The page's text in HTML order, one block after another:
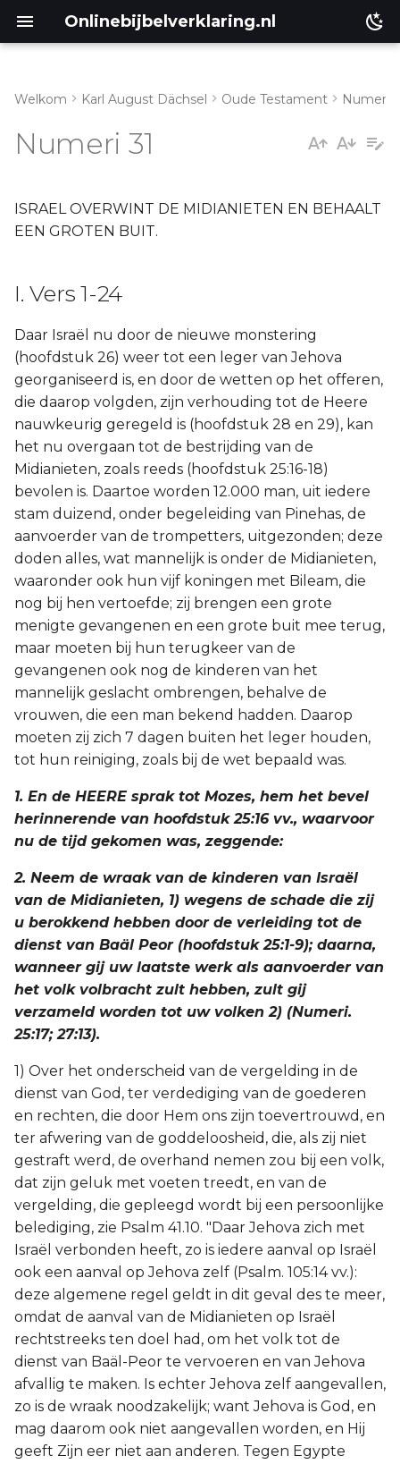
Onlinebijbelverklaring.nl
Lukas
Handelingen
Romeinen
1 Korinthe
2 Korinthe
Galaten
Éfeze
Filippenzen
Kolossenzen
1 Thessalonicenzen
2 Thessalonicenzen
1 Timótheüs
Titus
Hebreeën
Jakobus
1 Petrus
2 Petrus
1 Johannes
2 Johannes
3 Johannes
Judas
Openbaring
Welkom Karl August Dächsel Oude Testament Numeri
Numeri 31
ISRAEL OVERWINT DE MIDIANIETEN EN BEHAALT
EEN GROTEN BUIT.
I. Vers 1-24
Daar Israël nu door de nieuwe monstering
(hoofdstuk 26) weer tot een leger van Jehova
georganiseerd is, en door de wetten op het offeren,
die daarop volgden, zijn verhouding tot de Heere
nauwkeurig geregeld is (hoofdstuk 28 en 29), kan
het nu overgaan tot de bestrijding van de
Midianieten, zoals reeds (hoofdstuk 25:16-18)
bevolen is. Daartoe worden 12.000 man, uit iedere
stam duizend, onder begeleiding van Pinehas, de
aanvoerder van de trompetters, uitgezonden; deze
doden alles, wat mannelijk is onder de Midianieten,
waaronder ook hun vijf koningen met Bileam, die
nog bij hen vertoefde; zij brengen een grote
menigte gevangenen en een grote buit mee terug,
maar moeten bij hun terugkeer van de
gevangenen ook nog de kinderen van het
mannelijk geslacht ombrengen, behalve de
vrouwen, die een man bekend hadden. Daarop
moeten zij zich 7 dagen buiten het leger houden,
tot hun reiniging, zoals bij de wet bepaald was.
1. En de HEERE sprak tot Mozes, hem het bevel
herinnerende van hoofdstuk 25:16 vv., waarvoor
nu de tijd gekomen was, zeggende:
2. Neem de wraak van de kinderen van Israël
van de Midianieten, 1) wegens de schade die zij
u berokkend hebben door de verleiding tot de
dienst van Baäl Peor (hoofdstuk 25:1-9); daarna,
wanneer gij uw laatste werk als aanvoerder van
het volk volbracht zult hebben, zult gij
verzameld worden tot uw volken 2) (Numeri.
25:17; 27:13).
1) Over het onderscheid van de vergelding in de
dienst van God, ter verdediging van de goederen
en rechten, die door Hem ons zijn toevertrouwd, en
ter afwering van de goddeloosheid, die, als zij niet
gestraft werd, de overhand nemen zou bij een volk,
dat zijn geluk met voeten treedt, en van de
vergelding, die gepleegd wordt bij een persoonlijke
belediging, zie Psalm 41.10. "Daar Jehova zich met
Israël verbonden heeft, zo is iedere aanval op Israël
ook een aanval op Jehova zelf (Psalm. 105:14 vv.):
deze algemene regel geldt in dit geval des te meer,
omdat de aanval van de Midianieten op Israël
rechtstreeks ten doel had, om het volk tot de
dienst van Baäl-Peor te vervoeren en van Jehova
afvallig te maken. Is echter Jehova zelf aangevallen,
zo is de wraak noodzakelijk; want Jehova is God, en
mag daarom ook niet aangevallen worden, en Hij
geeft Zijn eer niet aan anderen. Tegen Egypte